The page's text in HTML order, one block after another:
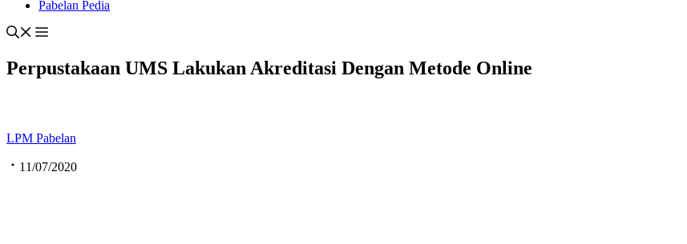
Pabelan Pedia
Perpustakaan UMS Lakukan Akreditasi Dengan Metode Online
LPM Pabelan
11/07/2020